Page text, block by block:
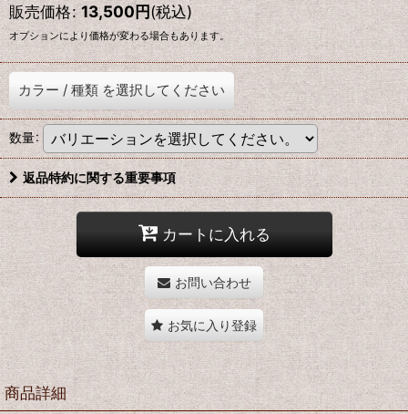
販売価格: 13,500円(税込)
オプションにより価格が変わる場合もあります。
カラー / 種類 を選択してください
数量:
返品特約に関する重要事項
カートに入れる
お問い合わせ
お気に入り登録
商品詳細